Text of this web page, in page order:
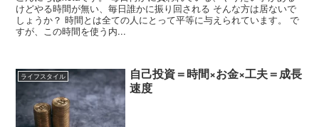
けどやる時間が無い、毎日誰かに振り回される そんな方は居ないで
しょうか？ 時間とは全ての人にとって平等に与えられています。 で
すが、この時間を使う内...
ライフスタイル
自己投資＝時間×お金×工夫＝成長
速度